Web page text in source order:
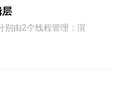
层
别由2个线程管理：渲